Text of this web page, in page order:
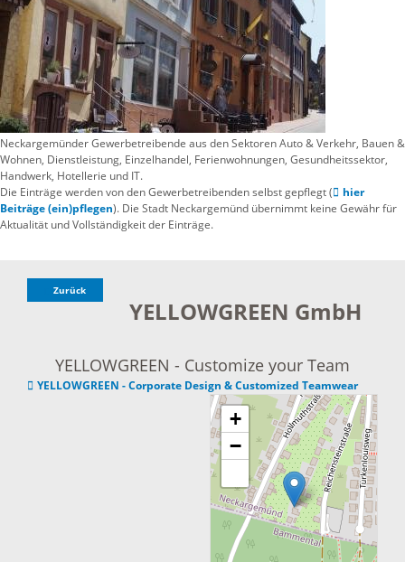
Neckargemünder Gewerbetreibende aus den Sektoren Auto & Verkehr, Bauen &
Wohnen, Dienstleistung, Einzelhandel, Ferienwohnungen, Gesundheitssektor,
Handwerk, Hotellerie und IT.
Die Einträge werden von den Gewerbetreibenden selbst gepflegt (
hier
Beiträge (ein)pflegen). Die Stadt Neckargemünd übernimmt keine Gewähr für
Aktualität und Vollständigkeit der Einträge.
Zurück
YELLOWGREEN GmbH
YELLOWGREEN - Customize your Team
YELLOWGREEN - Corporate Design & Customized Teamwear
+
−